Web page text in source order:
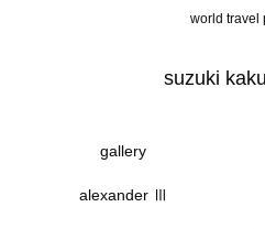
world travel
suzuki
gallery
alexander Ⅲ